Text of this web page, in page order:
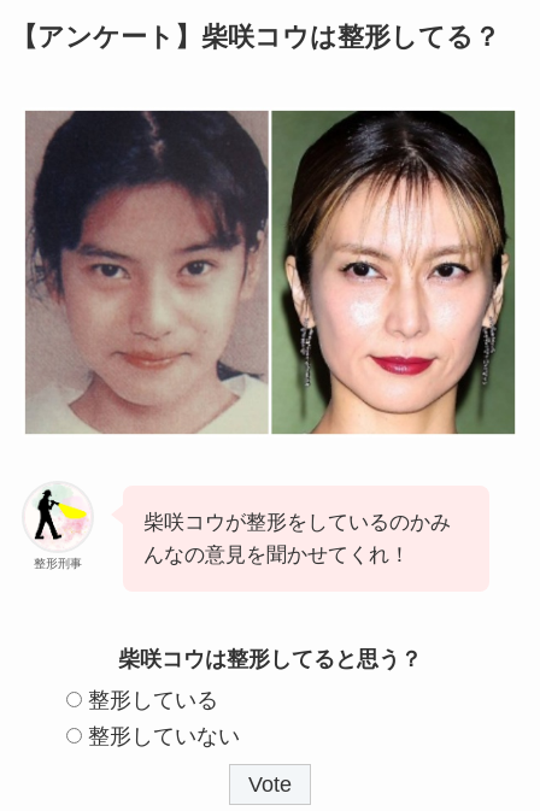
【アンケート】柴咲コウは整形してる？
整形刑事
柴咲コウが整形をしているのかみ
んなの意見を聞かせてくれ！
柴咲コウは整形してると思う？
整形している
整形していない